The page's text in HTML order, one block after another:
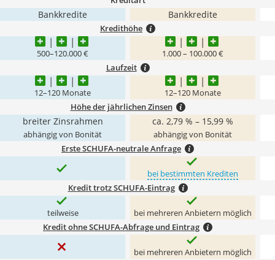
Bankkredite Bankkredite
Kredithöhe
500–120.000 € 1.000 – 100.000 €
Laufzeit
12–120 Monate 12–120 Monate
Höhe der jährlichen Zinsen
breiter Zinsrahmen
abhängig von Bonität
ca. 2,79 % – 15,99 %
abhängig von Bonität
Erste SCHUFA-neutrale Anfrage
bei bestimmten Krediten
Kredit trotz SCHUFA-Eintrag
teilweise bei mehreren Anbietern möglich
Kredit ohne SCHUFA-Abfrage und Eintrag
bei mehreren Anbietern möglich